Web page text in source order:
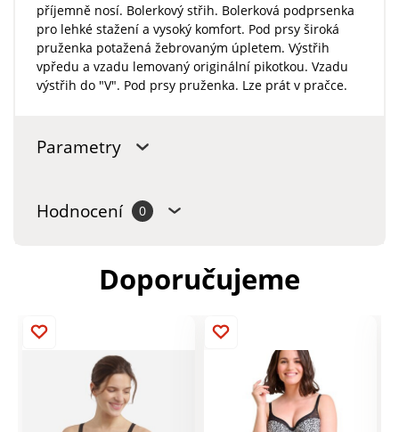
příjemně nosí. Bolerkový střih. Bolerková podprsenka
pro lehké stažení a vysoký komfort. Pod prsy široká
pruženka potažená žebrovaným úpletem. Výstřih
vpředu a vzadu lemovaný originální pikotkou. Vzadu
výstřih do "V". Pod prsy pruženka. Lze prát v pračce.
Parametry
Hodnocení 0
Doporučujeme